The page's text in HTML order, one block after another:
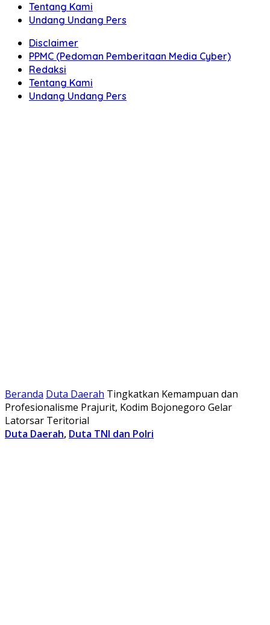
Tentang Kami
Undang Undang Pers
Disclaimer
PPMC (Pedoman Pemberitaan Media Cyber)
Redaksi
Tentang Kami
Undang Undang Pers
Beranda Duta Daerah Tingkatkan Kemampuan dan
Profesionalisme Prajurit, Kodim Bojonegoro Gelar
Latorsar Teritorial
Duta Daerah, Duta TNI dan Polri